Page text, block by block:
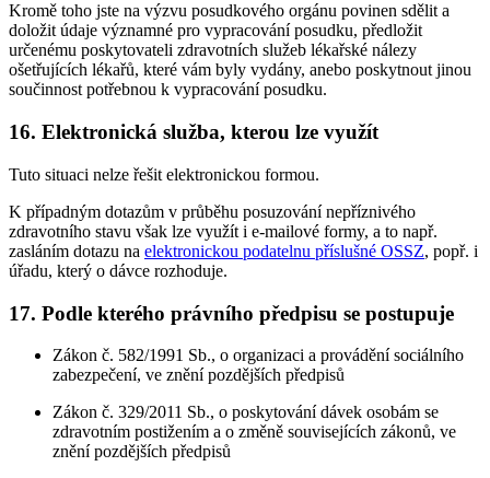
Kromě toho jste na výzvu posudkového orgánu povinen sdělit a
doložit údaje významné pro vypracování posudku, předložit
určenému poskytovateli zdravotních služeb lékařské nálezy
ošetřujících lékařů, které vám byly vydány, anebo poskytnout jinou
součinnost potřebnou k vypracování posudku.
16. Elektronická služba, kterou lze využít
Tuto situaci nelze řešit elektronickou formou.
K případným dotazům v průběhu posuzování nepříznivého
zdravotního stavu však lze využít i e-mailové formy, a to např.
zasláním dotazu na elektronickou podatelnu příslušné OSSZ, popř. i
úřadu, který o dávce rozhoduje.
17. Podle kterého právního předpisu se postupuje
Zákon č. 582/1991 Sb., o organizaci a provádění sociálního
zabezpečení, ve znění pozdějších předpisů
Zákon č. 329/2011 Sb., o poskytování dávek osobám se
zdravotním postižením a o změně souvisejících zákonů, ve
znění pozdějších předpisů